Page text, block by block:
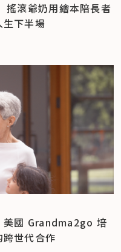
搖滾爺奶用繪本陪長者
下半場
美國 Grandma2go 培
世代合作